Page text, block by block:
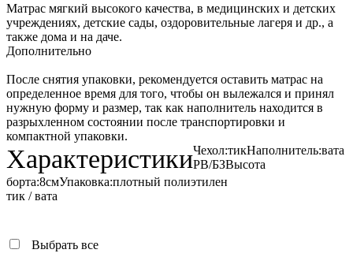
Матрас мягкий высокого качества, в медицинских и детских
учреждениях, детские сады, оздоровительные лагеря и др., а
также дома и на даче.
Дополнительно
После снятия упаковки, рекомендуется оставить матрас на
определенное время для того, чтобы он вылежался и принял
нужную форму и размер, так как наполнитель находится в
разрыхленном состоянии после транспортировки и
компактной упаковки.
ХарактеристикиЧехол:тикНаполнитель:вата
РВ/БЗВысота
борта:8смУпаковка:плотный полиэтилен
тик / вата
Выбрать все